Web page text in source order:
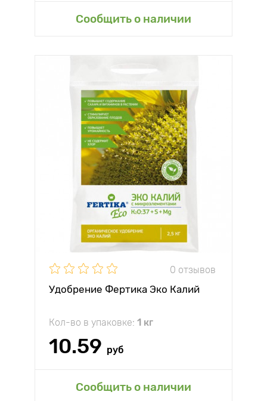
Сообщить о наличии
0 отзывов
Удобрение Фертика Эко Калий
Кол-во в упаковке: 1 кг
10.59 руб
Сообщить о наличии